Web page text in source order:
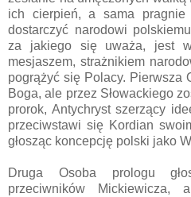
ich cierpień, a sama
dostarczyć narodowi
za jakiego się uważa, jest
mesjaszem, strażnikiem
pogrążyć się Polacy. Pierwsza
Boga, ale przez Słowackiego
prorok, Antychryst szerzący
przeciwstawi się Kordian
głosząc koncepcję polski jako
Druga Osoba prologu
przeciwników Mickiewicza,